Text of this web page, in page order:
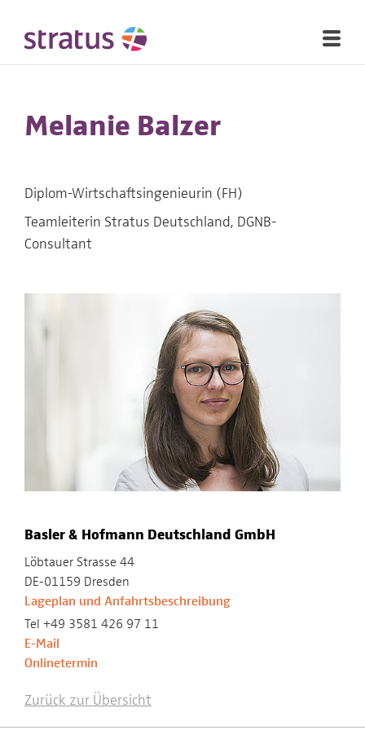
Melanie Balzer
Diplom-Wirtschaftsingenieurin (FH)
Teamleiterin Stratus Deutschland, DGNB-
Consultant
Basler & Hofmann Deutschland GmbH
Löbtauer Strasse 44
DE-01159 Dresden
Lageplan und Anfahrtsbeschreibung
Tel +49 3581 426 97 11
E-Mail
Onlinetermin
Zurück zur Übersicht